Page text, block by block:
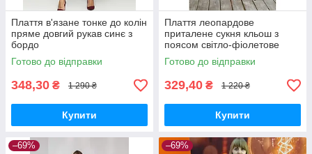
Плаття в'язане тонке до колін
пряме довгий рукав синє з
бордо
Готово до відправки
348,30 ₴ 1 290 ₴
Купити
Плаття леопардове
приталене сукня кльош з
поясом світло-фіолетове
Готово до відправки
329,40 ₴ 1 220 ₴
Купити
–69% –69%